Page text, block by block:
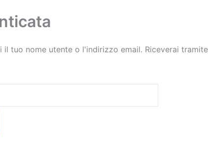
il tuo nome utente o l'indirizzo email. Riceverai